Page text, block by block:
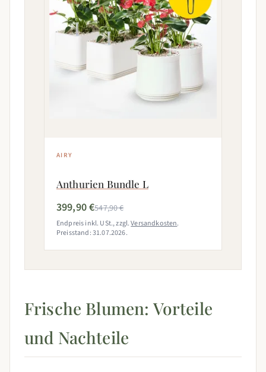
AIRY
Anthurien Bundle L
399,90 €547,90 €
Endpreis inkl. USt., zzgl.Versandkosten.
Preisstand: 31.07.2026.
Frische Blumen: Vorteile
und Nachteile